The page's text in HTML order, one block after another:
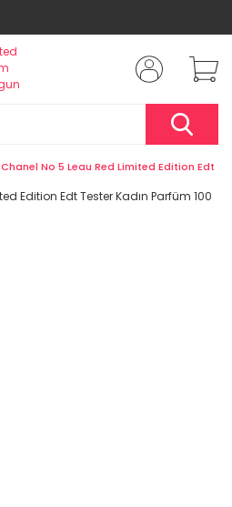
Chanel No 5 Leau Red Limited Edition Edt